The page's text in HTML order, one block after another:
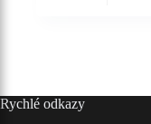
Rychlé odkazy